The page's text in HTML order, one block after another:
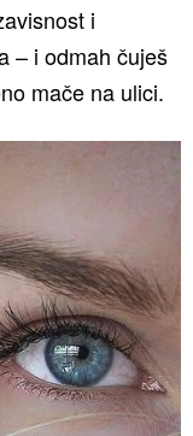
i
– i odmah čuješ
mače na ulici.